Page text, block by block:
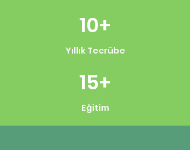
10+
Yıllık Tecrübe
15+
Eğitim